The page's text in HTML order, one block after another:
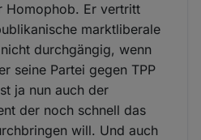
Homophob. Er vertritt
marktliberale
durchgängig, wenn
seine Partei gegen TPP
ja nun auch der
der noch schnell das
will. Und auch